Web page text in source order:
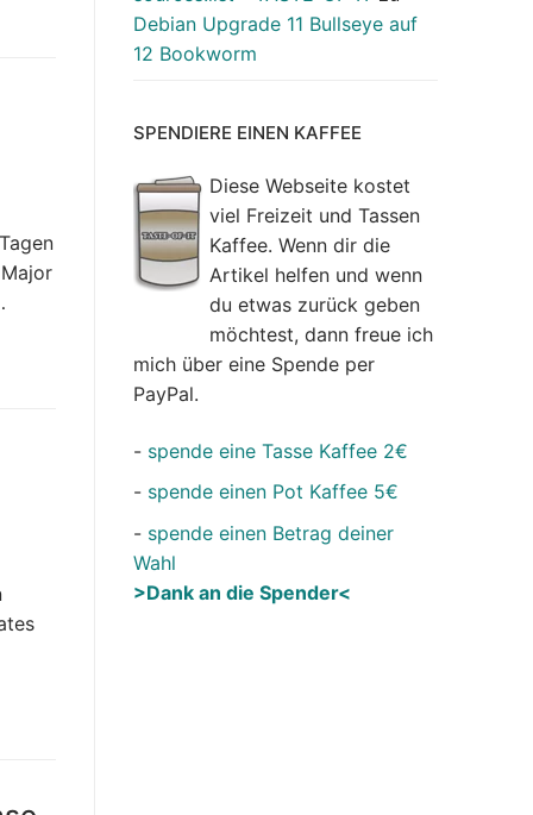
Debian Upgrade 11 Bullseye auf
12 Bookworm
SPENDIERE EINEN KAFFEE
Diese Webseite kostet
viel Freizeit und Tassen
Kaffee. Wenn dir die
Artikel helfen und wenn
du etwas zurück geben
möchtest, dann freue ich
mich über eine Spende per
PayPal.
- spende eine Tasse Kaffee 2€
- spende einen Pot Kaffee 5€
- spende einen Betrag deiner
Wahl
>Dank an die Spender<